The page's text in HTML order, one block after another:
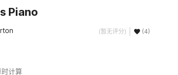
Piano
(暂无评分) (4)
计算